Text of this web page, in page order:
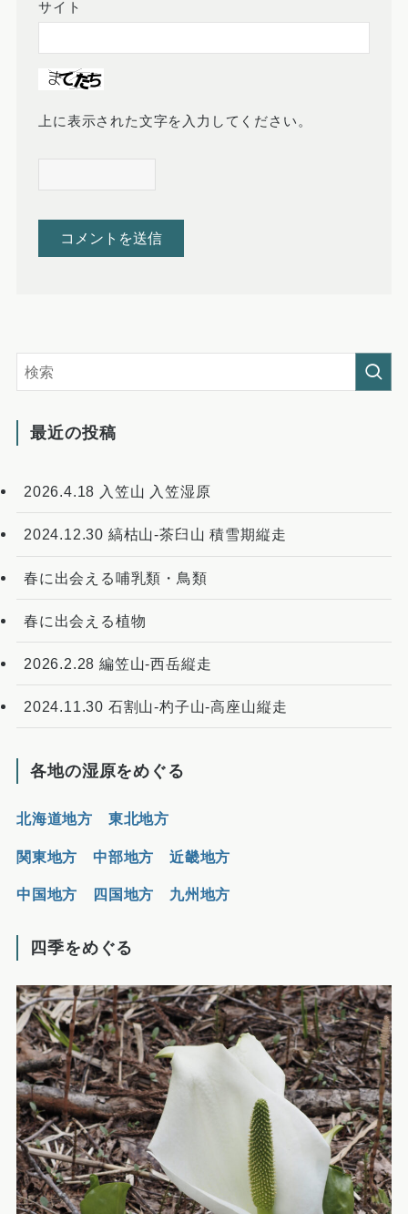
サイト
上に表示された文字を入力してください。
最近の投稿
2026.4.18 入笠山 入笠湿原
2024.12.30 縞枯山-茶臼山 積雪期縦走
春に出会える哺乳類・鳥類
春に出会える植物
2026.2.28 編笠山-西岳縦走
2024.11.30 石割山-杓子山-高座山縦走
各地の湿原をめぐる
北海道地方 東北地方
関東地方 中部地方 近畿地方
中国地方 四国地方 九州地方
四季をめぐる